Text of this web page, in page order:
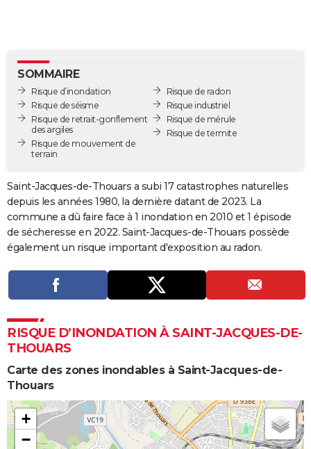
BONS PLANS
CARTE DE VOEUX
Carte de Noël
Carte Bonne année
Carte Saint-Valentin
Carte Pâques
Carte d'anniversaire
DICTIONNAIRE
Dictionnaire
Biographies
Citations
Expressions
Proverbes
PROGRAMME TV
COPAINS D'AVANT
S'inscrire
Se connecter
Lycées
Collèges
Primaires
Universités
Entreprises
Service militaire
Avis de recherche
AVIS DE DÉCÈS
FORUM
SOMMAIRE
Risque d’inondation
Risque de séisme
Risque de retrait-gonflement
des argiles
Risque de mouvement de
terrain
Risque de radon
Risque industriel
Risque de mérule
Risque de termite
Saint-Jacques-de-Thouars a subi 17 catastrophes naturelles
depuis les années 1980, la dernière datant de 2023. La
commune a dû faire face à 1 inondation en 2010 et 1 épisode
de sécheresse en 2022. Saint-Jacques-de-Thouars possède
également un risque important d'exposition au radon.
RISQUE D’INONDATION À SAINT-JACQUES-DE-
THOUARS
Carte des zones inondables à Saint-Jacques-de-
Thouars
+
−